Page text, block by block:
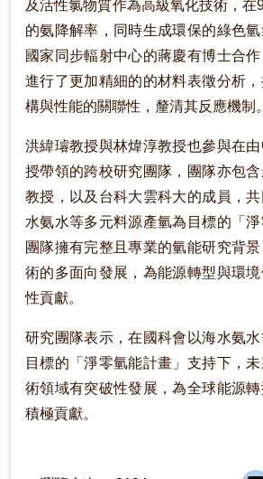
及活性氯物質作為高級氧化技術，在
的氨降解率，同時生成環保的綠色
國家同步輻射中心的蔣慶有博士合
進行了更加精細的的材料表徵分析
構與性能的關聯性，釐清其反應機制。
洪緯璿教授與林煒淳教授也參與在
授帶領的跨校研究團隊，團隊亦包
教授，以及台科大雲科大的成員，
水氨水等多元料源產氫為目標的「
團隊擁有完整且專業的氫能研究背
術的多面向發展，為能源轉型與環
性貢獻。
研究團隊表示，在國科會以海水氨
目標的「淨零氫能計畫」支持下，
術領域有突破性發展，為全球能源
積極貢獻。